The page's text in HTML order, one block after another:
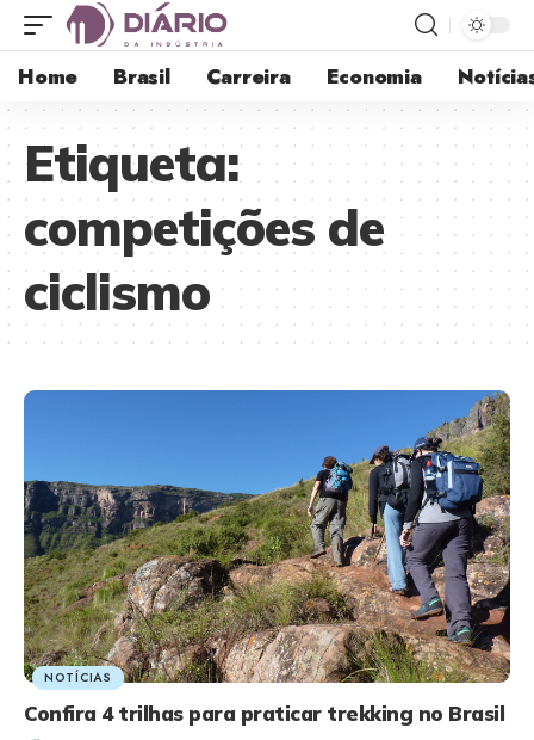
Home Brasil Carreira Economia
Etiqueta:
competições de
ciclismo
NOTÍCIAS
Confira 4 trilhas para praticar trekking no Brasil